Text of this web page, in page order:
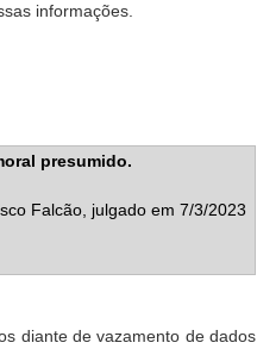
informações.
presumido.
Falcão, julgado em 7/3/2023
diante de vazamento de dados